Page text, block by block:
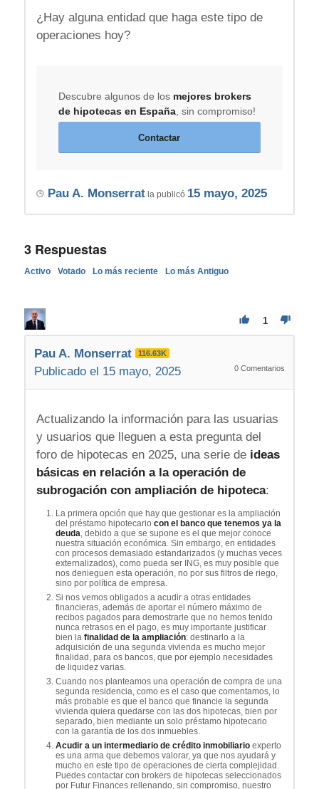
¿Hay alguna entidad que haga este tipo de
operaciones hoy?
Descubre algunos de los mejores brokers
de hipotecas en España, sin compromiso!
Contactar
Pau A. Monserratla publicó 15 mayo, 2025
3Respuestas
Activo Votado Lo más reciente Lo más Antiguo
1
Pau A. Monserrat 116.63K
Publicado el 15 mayo, 2025 0 Comentarios
Actualizando la información para las usuarias
y usuarios que lleguen a esta pregunta del
foro de hipotecas en 2025, una serie de ideas
básicas en relación a la operación de
subrogación con ampliación de hipoteca:
La primera opción que hay que gestionar es la ampliación
del préstamo hipotecario con el banco que tenemos ya la
deuda, debido a que se supone es el que mejor conoce
nuestra situación económica. Sin embargo, en entidades
con procesos demasiado estandarizados (y muchas veces
externalizados), como pueda ser ING, es muy posible que
nos denieguen esta operación, no por sus filtros de riego,
sino por política de empresa.
Si nos vemos obligados a acudir a otras entidades
financieras, además de aportar el número máximo de
recibos pagados para demostrarle que no hemos tenido
nunca retrasos en el pago, es muy importante justificar
bien la finalidad de la ampliación: destinarlo a la
adquisición de una segunda vivienda es mucho mejor
finalidad, para os bancos, que por ejemplo necesidades
de liquidez varias.
Cuando nos planteamos una operación de compra de una
segunda residencia, como es el caso que comentamos, lo
más probable es que el banco que financie la segunda
vivienda quiera quedarse con las dos hipotecas, bien por
separado, bien mediante un solo préstamo hipotecario
con la garantía de los dos inmuebles.
Acudir a un intermediario de crédito inmobiliarioexperto
es una arma que debemos valorar, ya que nos ayudará y
mucho en este tipo de operaciones de cierta complejidad.
Puedes contactar con brokers de hipotecas seleccionados
por Futur Finances rellenando, sin compromiso, nuestro